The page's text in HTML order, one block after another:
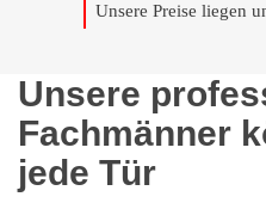
Unsere Preise liegen
Unsere
Fachmänner
jede Tür